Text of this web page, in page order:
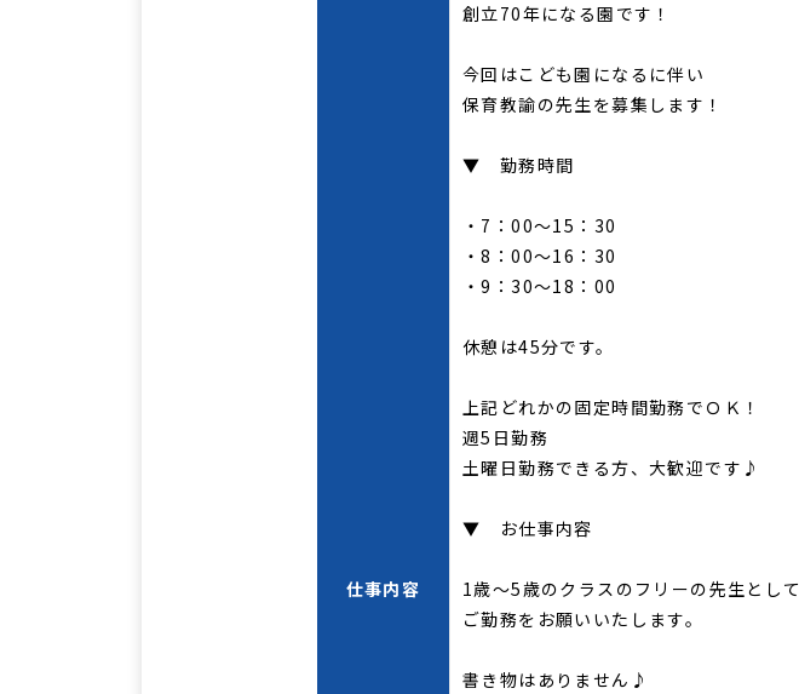
仕事内容
創立70年になる園です！
今回はこども園になるに伴い
保育教諭の先生を募集します！
▼ 勤務時間
・7：00～15：30
・8：00～16：30
・9：30～18：00
休憩は45分です。
上記どれかの固定時間勤務でＯＫ！
週5日勤務
土曜日勤務できる方、大歓迎です♪
▼ お仕事内容
1歳～5歳のクラスのフリーの先生として
ご勤務をお願いいたします。
書き物はありません♪